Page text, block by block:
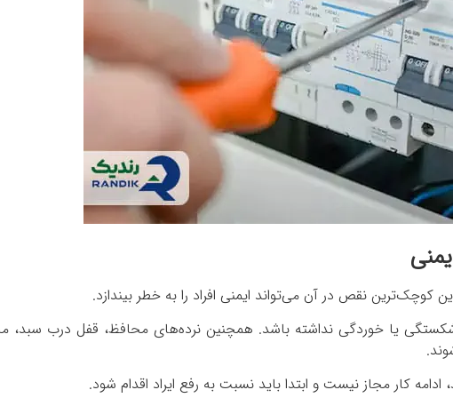
کوچک‌ترین نقص در آن می‌تواند ایمنی افراد را به خطر بیندازد.
یا خوردگی نداشته باشد. همچنین نرده‌های محافظ، قفل درب سبد،
کار مجاز نیست و ابتدا باید نسبت به رفع ایراد اقدام شود.